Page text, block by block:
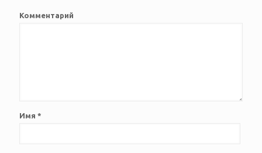
Комментарий
Имя *